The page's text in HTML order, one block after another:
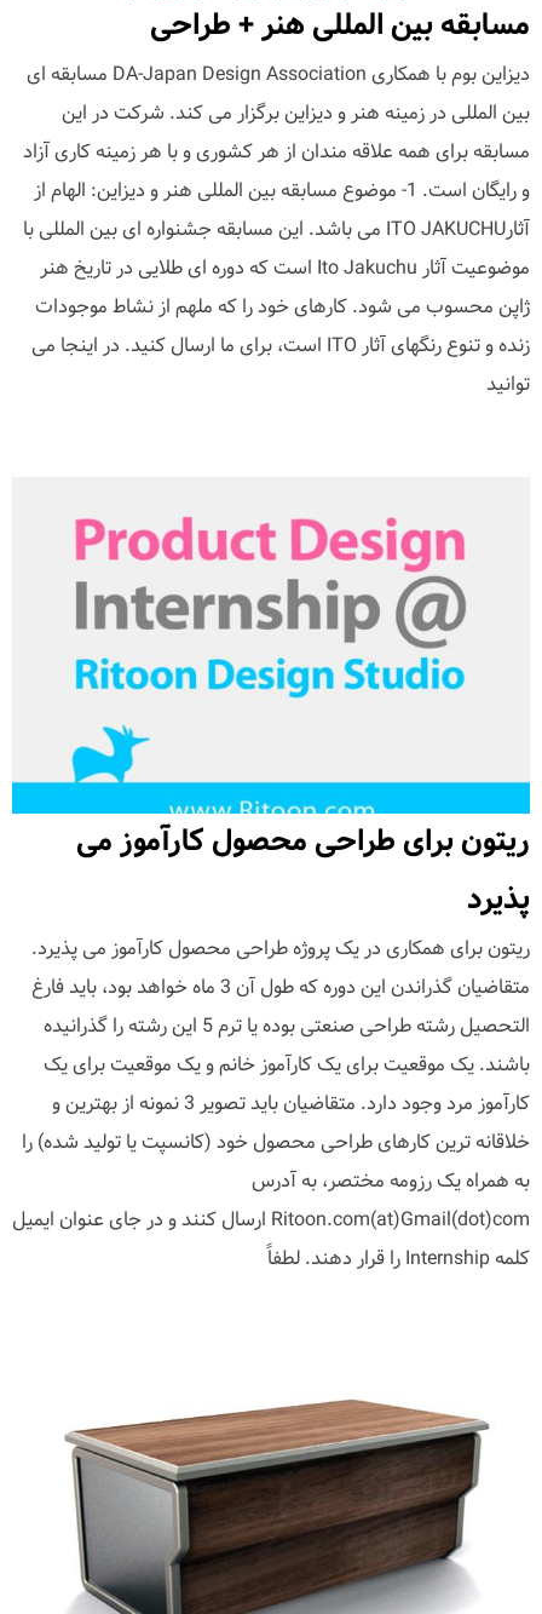
مسابقه بین المللی هنر + طراحی
دیزاین بوم با همکاری DA-Japan Design Association مسابقه ای
بین المللی در زمینه هنر و دیزاین برگزار می کند. شرکت در این
مسابقه برای همه علاقه مندان از هر کشوری و با هر زمینه کاری آزاد
و رایگان است. 1- موضوع مسابقه بین المللی هنر و دیزاین: الهام از
آثارITO JAKUCHU می باشد. این مسابقه جشنواره ای بین المللی با
موضوعیت آثار Ito Jakuchu است که دوره ای طلایی در تاریخ هنر
ژاپن محسوب می شود. کارهای خود را که ملهم از نشاط موجودات
زنده و تنوع رنگهای آثار ITO است، برای ما ارسال کنید. در اینجا می
توانید
ریتون برای طراحی محصول کارآموز می
پذیرد
ریتون برای همکاری در یک پروژه طراحی محصول کارآموز می پذیرد.
متقاضیان گذراندن این دوره که طول آن 3 ماه خواهد بود، باید فارغ
التحصیل رشته طراحی صنعتی بوده یا ترم 5 این رشته را گذرانیده
باشند. یک موقعیت برای یک کارآموز خانم و یک موقعیت برای یک
کارآموز مرد وجود دارد. متقاضیان باید تصویر 3 نمونه از بهترین و
خلاقانه ترین کارهای طراحی محصول خود (کانسپت یا تولید شده) را
به همراه یک رزومه مختصر، به آدرس
Ritoon.com(at)Gmail(dot)com ارسال کنند و در جای عنوان ایمیل
کلمه Internship را قرار دهند. لطفاً